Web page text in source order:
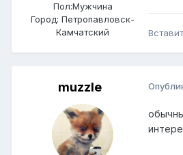
Пол:Мужчина
Город: Петропавловск-
Камчатский
muzzle